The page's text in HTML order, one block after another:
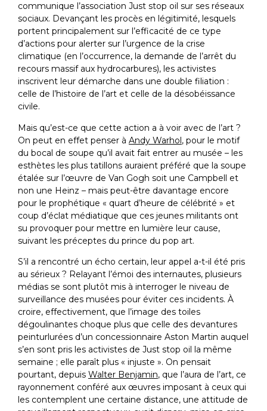
communique l’association Just stop oil sur ses réseaux
sociaux. Devançant les procès en légitimité, lesquels
portent principalement sur l’efficacité de ce type
d’actions pour alerter sur l’urgence de la crise
climatique (en l’occurrence, la demande de l’arrêt du
recours massif aux hydrocarbures), les activistes
inscrivent leur démarche dans une double filiation :
celle de l’histoire de l’art et celle de la désobéissance
civile.
Mais qu’est-ce que cette action a à voir avec de l’art ?
On peut en effet penser à Andy Warhol, pour le motif
du bocal de soupe qu’il avait fait entrer au musée – les
esthètes les plus tatillons auraient préféré que la soupe
étalée sur l’œuvre de Van Gogh soit une Campbell et
non une Heinz – mais peut-être davantage encore
pour le prophétique « quart d’heure de célébrité » et
coup d’éclat médiatique que ces jeunes militants ont
su provoquer pour mettre en lumière leur cause,
suivant les préceptes du prince du pop art.
S’il a rencontré un écho certain, leur appel a-t-il été pris
au sérieux ? Relayant l’émoi des internautes, plusieurs
médias se sont plutôt mis à interroger le niveau de
surveillance des musées pour éviter ces incidents. À
croire, effectivement, que l’image des toiles
dégoulinantes choque plus que celle des devantures
peinturlurées d’un concessionnaire Aston Martin auquel
s’en sont pris les activistes de Just stop oil la même
semaine ; elle paraît plus « injuste ». On pensait
pourtant, depuis Walter Benjamin, que l’aura de l’art, ce
rayonnement conféré aux œuvres imposant à ceux qui
les contemplent une certaine distance, une attitude de